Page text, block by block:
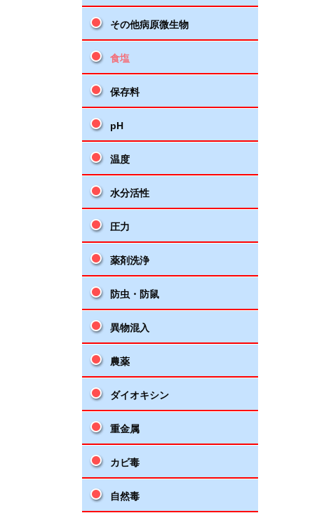
その他病原微生物
食塩
保存料
pH
温度
水分活性
圧力
薬剤洗浄
防虫・防鼠
異物混入
農薬
ダイオキシン
重金属
カビ毒
自然毒